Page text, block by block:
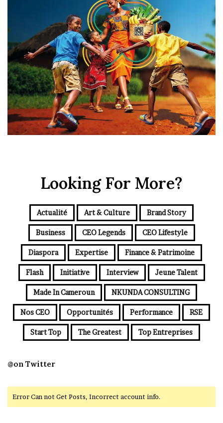
Looking For More?
Actualité Art & Culture Brand Story
Business CEO Legends CEO Lifestyle
Diaspora Expertise Finance & Patrimoine
Flash Initiative Interview Jeune Talent
Made In Cameroun NKUNDA CONSULTING
Nos CEO Opportunités Performance RSE
Start Top The Greatest Top Entreprises
@on Twitter
Error Can not Get Posts, Incorrect account info.